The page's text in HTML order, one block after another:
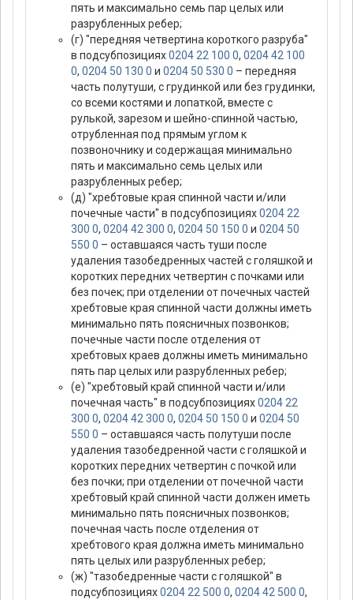
пять и максимально семь пар целых или
разрубленных ребер;
(г) "передняя четвертина короткого разруба"
в подсубпозициях0204 22 100 0, 0204 42 100
0, 0204 50 130 0 и 0204 50 530 0 – передняя
часть полутуши, с грудинкой или без грудинки,
со всеми костями и лопаткой, вместе с
рулькой, зарезом и шейно-спинной частью,
отрубленная под прямым углом к
позвоночнику и содержащая минимально
пять и максимально семь целых или
разрубленных ребер;
(д) "хребтовые края спинной части и/или
почечные части" в подсубпозициях0204 22
300 0, 0204 42 300 0, 0204 50 150 0 и 0204 50
550 0 – оставшаяся часть туши после
удаления тазобедренных частей с голяшкой и
коротких передних четвертин с почками или
без почек; при отделении от почечных частей
хребтовые края спинной части должны иметь
минимально пять поясничных позвонков;
почечные части после отделения от
хребтовых краев должны иметь минимально
пять пар целых или разрубленных ребер;
(е) "хребтовый край спинной части и/или
почечная часть" в подсубпозициях0204 22
300 0, 0204 42 300 0, 0204 50 150 0 и 0204 50
550 0 – оставшаяся часть полутуши после
удаления тазобедренной части с голяшкой и
коротких передних четвертин с почкой или
без почки; при отделении от почечной части
хребтовый край спинной части должен иметь
минимально пять поясничных позвонков;
почечная часть после отделения от
хребтового края должна иметь минимально
пять целых или разрубленных ребер;
(ж) "тазобедренные части с голяшкой" в
подсубпозициях0204 22 500 0, 0204 42 500 0,